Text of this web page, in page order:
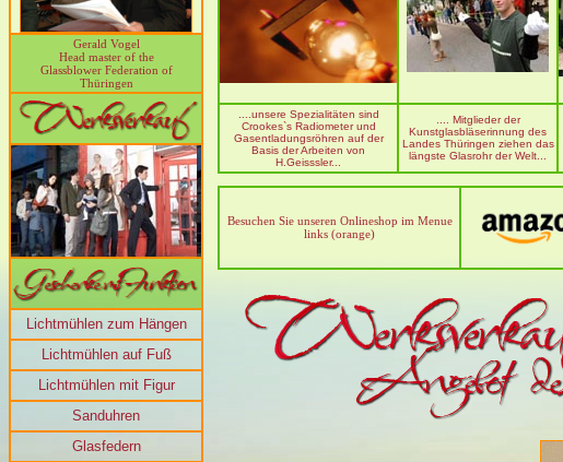
....unsere Spezialitäten sind
Crookes`s Radiometer und
Gasentladungsröhren auf der
Basis der Arbeiten von
H.Geisssler...
.... Mitglieder der
Kunstglasbläserinnung des
Landes Thüringen ziehen das
längste Glasrohr der Welt...
Gerald Vogel
Head master of the
Glassblower Federation of
Thüringen
Lichtmühlen zum Hängen
Lichtmühlen auf Fuß
Lichtmühlen mit Figur
Sanduhren
Glasfedern
Besuchen Sie unseren Onlineshop im Menue
links (orange)